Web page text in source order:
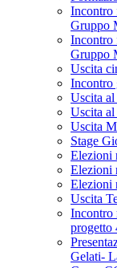
Incontro
Gruppo
Incontro
Gruppo
Uscita
Incontro
Uscita al
Uscita al
Uscita
Stage
Elezioni
Elezioni
Elezioni
Uscita
Incontro
progetto
Gelati-